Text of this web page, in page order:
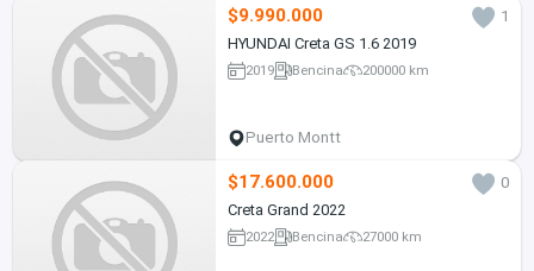
$9.990.000
1
HYUNDAI Creta GS 1.6 2019
2019 Bencina 200000 km
Puerto Montt
$17.600.000
0
Creta Grand 2022
2022 Bencina 27000 km